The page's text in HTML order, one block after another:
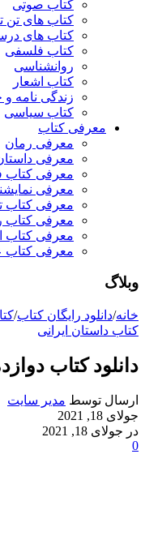
کتاب صوتی
کتاب های تن
کتاب های
کتاب فلسفی
روانشناسی
کتاب اشعار
زندگی نامه
کتاب سیاسی
معرفی کتاب
معرفی رمان
معرفی
معرفی کتاب
معرفی
معرفی کتاب
معرفی کتاب
معرفی کتاب
معرفی کتاب
وبلاگ
خانه/دانلود رایگان کتاب/
کتاب داستان ایرانی
دانلود کتاب
ارسال توسط مدیر سایت
جولای 18, 2021
در جولای 18, 2021
0